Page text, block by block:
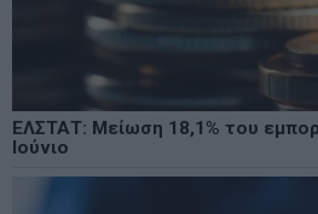
ΕΛΣΤΑΤ: Μείωση 18,1% του
Ιούνιο